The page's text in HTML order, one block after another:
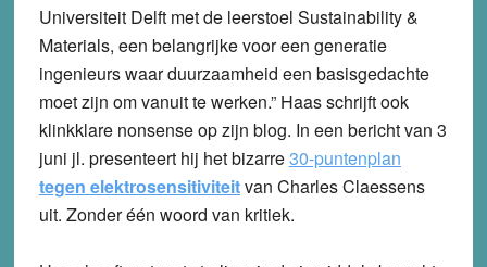
Universiteit Delft met de leerstoel Sustainability &
Materials, een belangrijke voor een generatie
ingenieurs waar duurzaamheid een basisgedachte
moet zijn om vanuit te werken.” Haas schrijft ook
klinkklare nonsense op zijn blog. In een bericht van 3
juni jl. presenteert hij het bizarre30-puntenplan
tegen elektrosensitiviteitvan Charles Claessens
uit. Zonder één woord van kritiek.